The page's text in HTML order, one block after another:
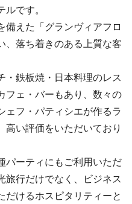
です。
備えた「グランヴィアフロ
、落ち着きのある上質な客
・鉄板焼・日本料理のレス
フェ・バーもあり、数々の
ェフ・パティシエが作るラ
高い評価をいただいており
パーティにもご利用いただ
旅行だけでなく、ビジネス
だけるホスピタリティーと